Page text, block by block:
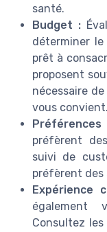
santé.
Budget :
déterminer
prêt à
proposent
nécessaire
vous convient.
préfèrent
suivi de
préfèrent des
Expérience
également
Consultez